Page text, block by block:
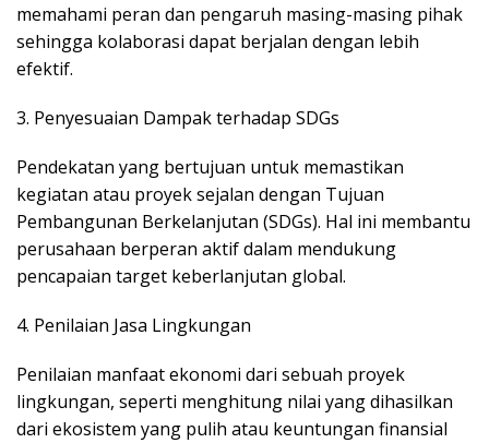
memahami peran dan pengaruh masing-masing pihak
sehingga kolaborasi dapat berjalan dengan lebih
efektif.
3. Penyesuaian Dampak terhadap SDGs
Pendekatan yang bertujuan untuk memastikan
kegiatan atau proyek sejalan dengan Tujuan
Pembangunan Berkelanjutan (SDGs). Hal ini membantu
perusahaan berperan aktif dalam mendukung
pencapaian target keberlanjutan global.
4. Penilaian Jasa Lingkungan
Penilaian manfaat ekonomi dari sebuah proyek
lingkungan, seperti menghitung nilai yang dihasilkan
dari ekosistem yang pulih atau keuntungan finansial